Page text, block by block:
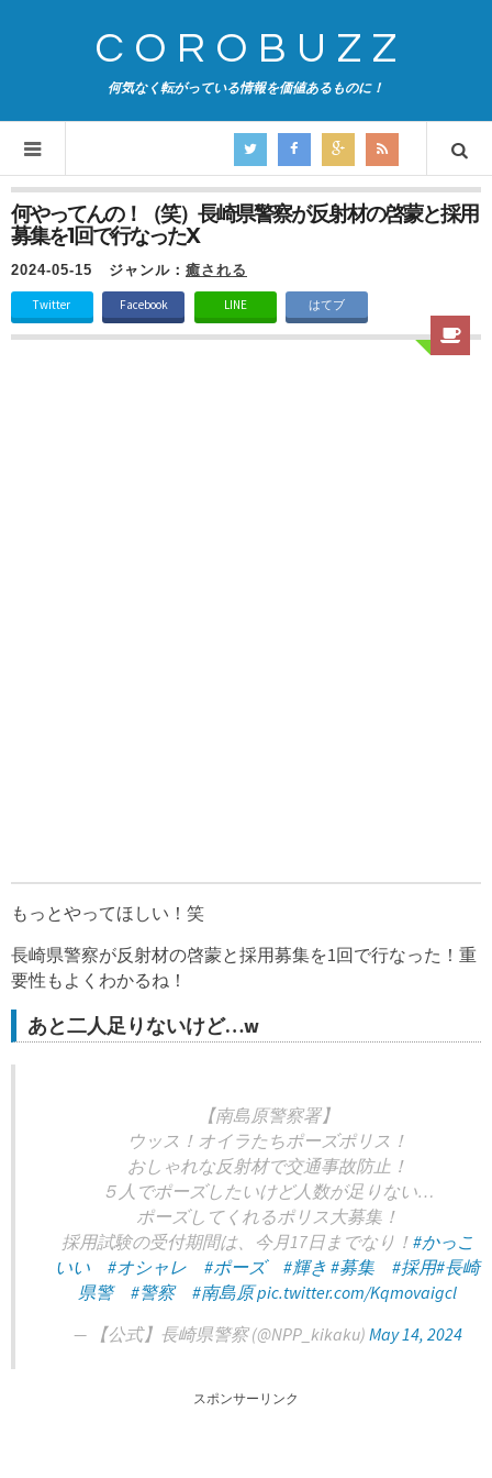
COROBUZZ
何気なく転がっている情報を価値あるものに！
何やってんの！（笑）長崎県警察が反射材の啓蒙と採用
募集を1回で行なったX
2024-05-15 ジャンル： 癒される
Twitter Facebook LINE はてブ
もっとやってほしい！笑
長崎県警察が反射材の啓蒙と採用募集を1回で行なった！重
要性もよくわかるね！
あと二人足りないけど…w
【南島原警察署】
ウッス！オイラたちポーズポリス！
おしゃれな反射材で交通事故防止！
５人でポーズしたいけど人数が足りない…
ポーズしてくれるポリス大募集！
採用試験の受付期間は、今月17日までなり！ #かっこ
いい
#オシャレ #ポーズ #輝き #募集 #採用#長崎
県警
#警察 #南島原pic.twitter.com/Kqmovaigcl
— 【公式】長崎県警察 (@NPP_kikaku) May 14, 2024
スポンサーリンク